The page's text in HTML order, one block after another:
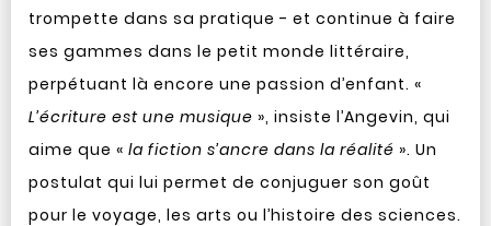
trompette dans sa pratique - et continue à faire
ses gammes dans le petit monde littéraire,
perpétuant là encore une passion d’enfant. «
L’écriture est une musique », insiste l’Angevin, qui
aime que « la fiction s’ancre dans la réalité ». Un
postulat qui lui permet de conjuguer son goût
pour le voyage, les arts ou l’histoire des sciences.